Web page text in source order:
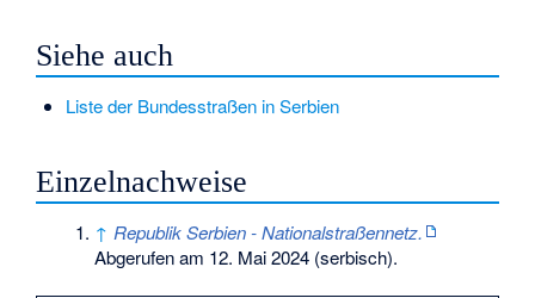
Siehe auch
Liste der Bundesstraßen in Serbien
Einzelnachweise
↑ Republik Serbien - Nationalstraßennetz.
Abgerufen am 12. Mai 2024 (serbisch).